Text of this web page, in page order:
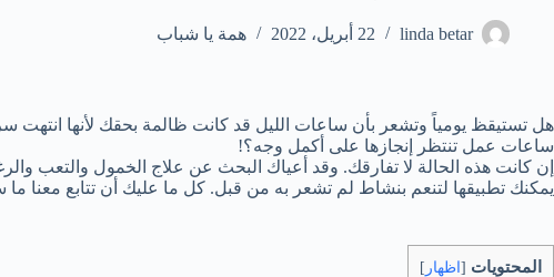
linda betar 22 أبريل، 2022 همة يا شباب
هل تستيقظ يومياً وتشعر بأن ساعات الليل قد كانت ظالمة بحقك لأنها انتهت
ساعات عمل تنتظر إنجازها على أكمل وجه؟!
إن كانت هذه الحالة لا تفارقك. وقد أعياك البحث عن علاج الخمول والتعب
يمكنك تطبيقها لتنعم بنشاط لم تشعر به من قبل. كل ما عليك أن تتابع معنا
المحتويات [ اظهار ]